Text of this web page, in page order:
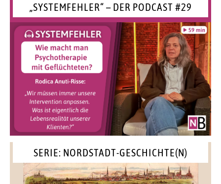
„SYSTEMFEHLER“ – DER PODCAST #29
SERIE: NORDSTADT-GESCHICHTE(N)